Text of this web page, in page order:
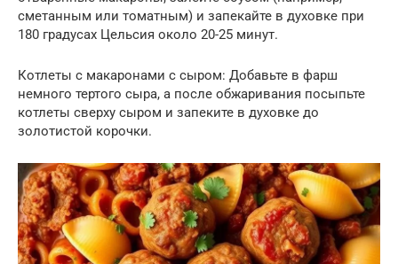
сметанным или томатным) и запекайте в духовке при
180 градусах Цельсия около 20-25 минут.
Котлеты с макаронами с сыром: Добавьте в фарш
немного тертого сыра, а после обжаривания посыпьте
котлеты сверху сыром и запеките в духовке до
золотистой корочки.